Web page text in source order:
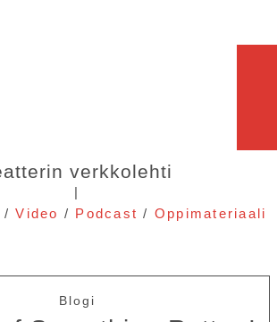
verkkolehti
|
/Video / Podcast / Oppimateriaali
Blogi